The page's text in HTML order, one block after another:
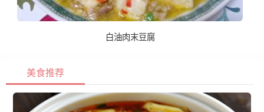
白油肉末豆腐
美食推荐